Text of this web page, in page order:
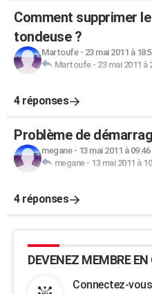
Comment supprimer
tondeuse ?
Martoufe- 23 mai 2011 à
Martoufe- 23 mai 2011 à
4 réponses
Problème de
megane- 13 mai 2011 à 09:46
megane- 13 mai 2011 à
4 réponses
DEVENEZ MEMBRE
Connectez-